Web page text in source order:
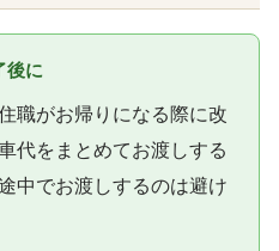
後に
職がお帰りになる際に改
代をまとめてお渡しする
中でお渡しするのは避け